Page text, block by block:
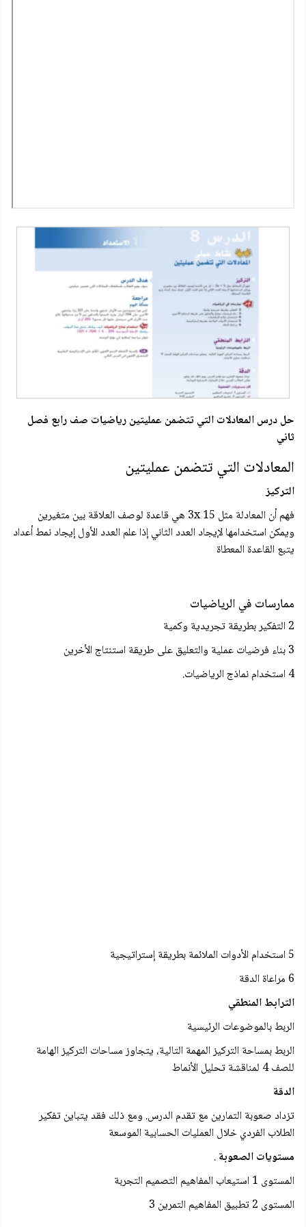
حل درس المعادلات التي تتضمن عمليتين رياضيات صف رابع فصل
ثاني
المعادلات التي تتضمن عمليتين
التركيز
فهم أن المعادلة مثل 15 3x هي قاعدة لوصف العلاقة بين متغيرين
ويمكن استخدامها لإيجاد العدد الثاني إذا علم العدد الأول إيجاد نمط أعداد
يتبع القاعدة المعطاة
ممارسات في الرياضيات
2 التفكير بطريقة تجريدية وكمية
3 بناء فرضيات عملية والتعليق على طريقة استنتاج الأخرين
4 استخدام نماذج الرياضيات.
5 استخدام الأدوات الملائمة بطريقة إستراتيجية
6 مراعاة الدقة
الترابط المنطقي
الربط بالموضوعات الرئيسية
الربط بمساحة التركيز المهمة التالية، يتجاوز مساحات التركيز الهامة
للصف 4 لمناقشة تحليل الأنماط
الدقة
تزداد صعوبة التمارين مع تقدم الدرس. ومع ذلك فقد يتباین تفكير
الطلاب الفردي خلال العمليات الحسابية الموسعة
مستويات الصعوبة.
المستوى 1 استيعاب المفاهيم التصميم التجربة
المستوى 2 تطبيق المفاهيم التمرين 3